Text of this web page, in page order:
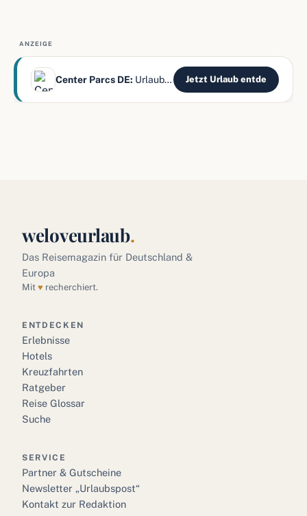
ANZEIGE
Center Parcs DE: Urlaub mitten im Wald erleben Jetzt Urlaub entde
weloveurlaub.
Das Reisemagazin für Deutschland &
Europa
Mit ♥ recherchiert.
ENTDECKEN
Erlebnisse
Hotels
Kreuzfahrten
Ratgeber
Reise Glossar
Suche
SERVICE
Partner & Gutscheine
Newsletter „Urlaubspost“
Kontakt zur Redaktion